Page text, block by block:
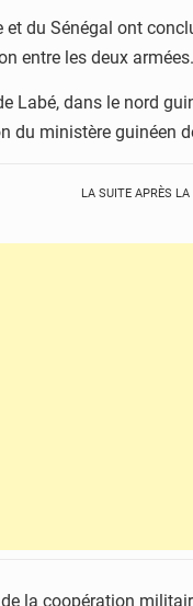
du Sénégal ont
entre les deux armées.
Labé, dans le nord
du ministère guinéen
LA SUITE APRÈS LA
la coopération